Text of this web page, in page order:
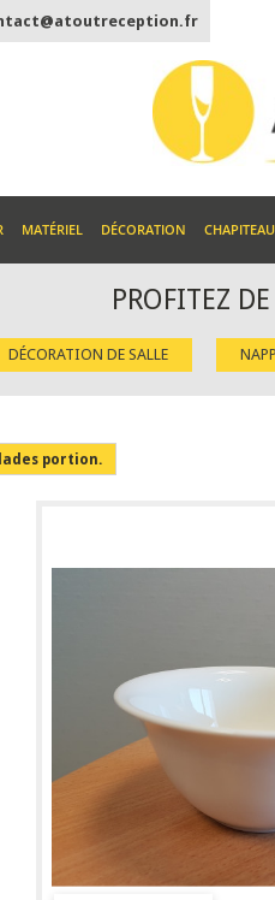
MATÉRIEL DÉCORATION CHAPITEAU
PROFITEZ
DÉCORATION DE SALLE
portion.